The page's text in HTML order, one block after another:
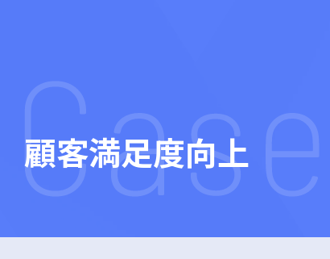
顧客満足度向上